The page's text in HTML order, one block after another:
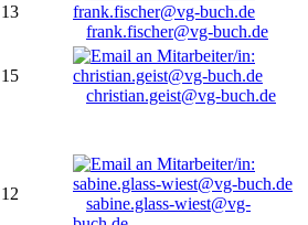
13
frank.fischer@vg-buch.de
15
christian.geist@vg-buch.de
12
sabine.glass-wiest@vg-